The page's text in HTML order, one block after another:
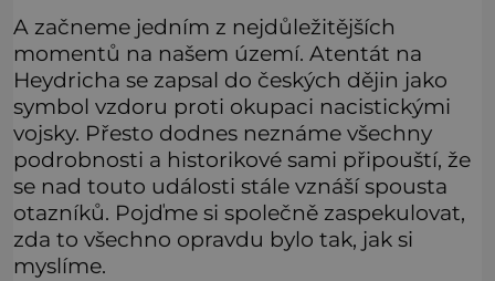
A začneme jedním z nejdůležitějších
momentů na našem území. Atentát na
Heydricha se zapsal do českých dějin jako
symbol vzdoru proti okupaci nacistickými
vojsky. Přesto dodnes neznáme všechny
podrobnosti a historikové sami připouští, že
se nad touto události stále vznáší spousta
otazníků. Pojďme si společně zaspekulovat,
zda to všechno opravdu bylo tak, jak si
myslíme.